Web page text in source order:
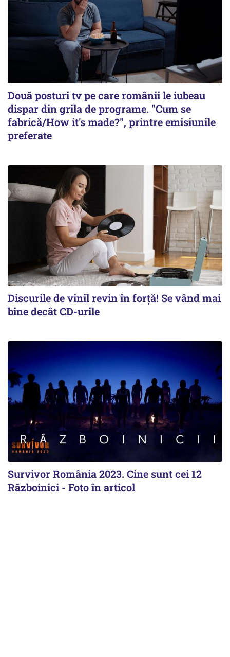
Două posturi tv pe care românii le iubeau
dispar din grila de programe. "Cum se
fabrică/How it's made?", printre emisiunile
preferate
Discurile de vinil revin în forţă! Se vând mai
bine decât CD-urile
Survivor România 2023. Cine sunt cei 12
Războinici - Foto în articol